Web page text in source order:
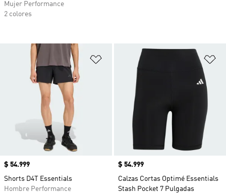
Añadir a la lista de deseos
Precio
$ 54.999
Shorts D4T Essentials
Hombre Performance
Precio
$ 54.999
Calzas Cortas Optimé Essentials
Stash Pocket 7 Pulgadas
Mujer Performance
2 colores